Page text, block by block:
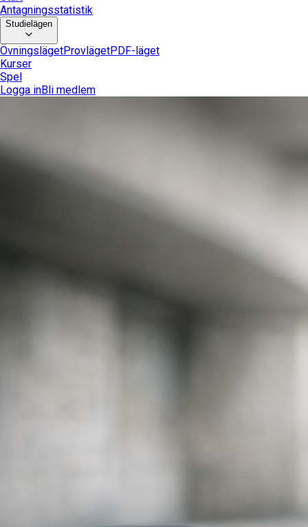
Antagningsstatistik
Studielägen
ÖvningslägetProvlägetPDF-läget
Kurser
Spel
Logga inBli medlem